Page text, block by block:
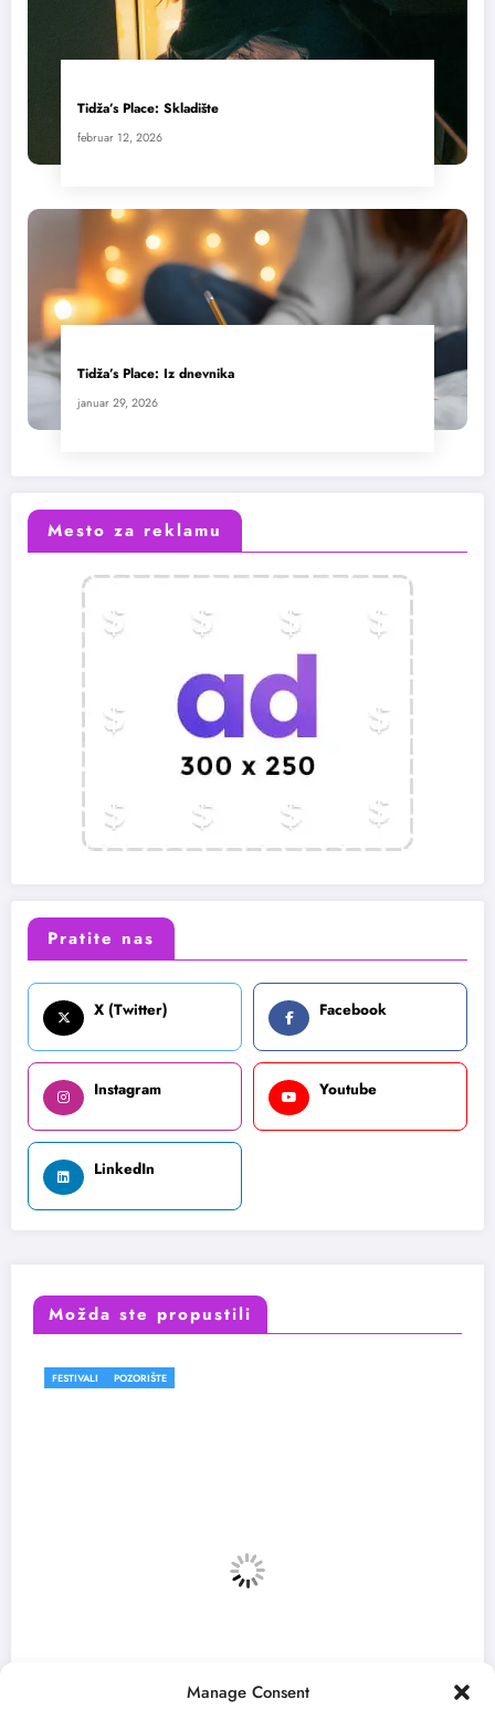
Manage Consent
Tidža’s Place: Skladište
februar 12, 2026
Tidža’s Place: Iz dnevnika
januar 29, 2026
Mesto za reklamu
Pratite nas
X (Twitter) Facebook
Instagram Youtube
LinkedIn
Možda ste propustili